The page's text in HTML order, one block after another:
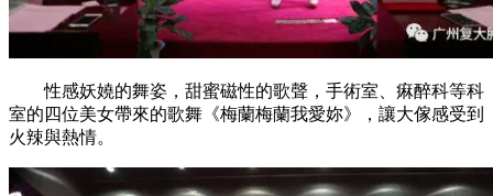
性感妖嬈的舞姿，甜蜜磁性的歌聲，手術室、痳醉科等科
室的四位美女帶來的歌舞《梅蘭梅蘭我愛妳》，讓大傢感受到
火辣與熱情。